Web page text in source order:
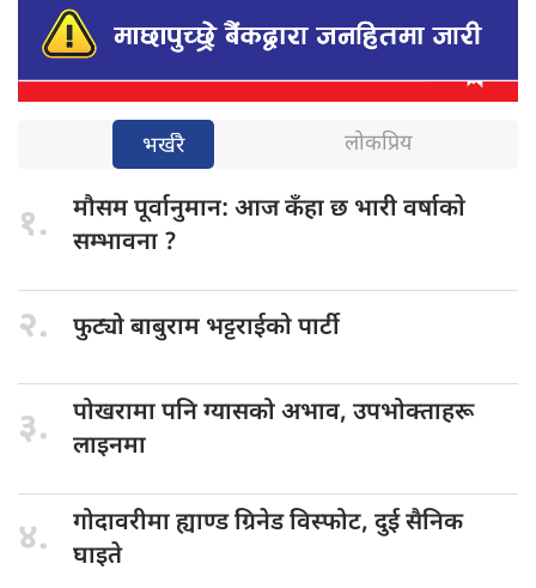
भर्खरै लोकप्रिय
१. मौसम पूर्वानुमान: आज कँहा छ भारी वर्षाकाे
सम्भावना ?
२. फुट्यो बाबुराम भट्टराईको पार्टी
३. पोखरामा पनिग्यासको अभाव, उपभोक्ताहरू
लाइनमा
४. गोदावरीमा ह्याण्डग्रिनेड विस्फोट, दुई सैनिक
घाइते